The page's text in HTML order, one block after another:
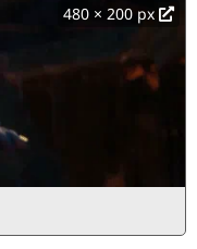
480 × 200 px